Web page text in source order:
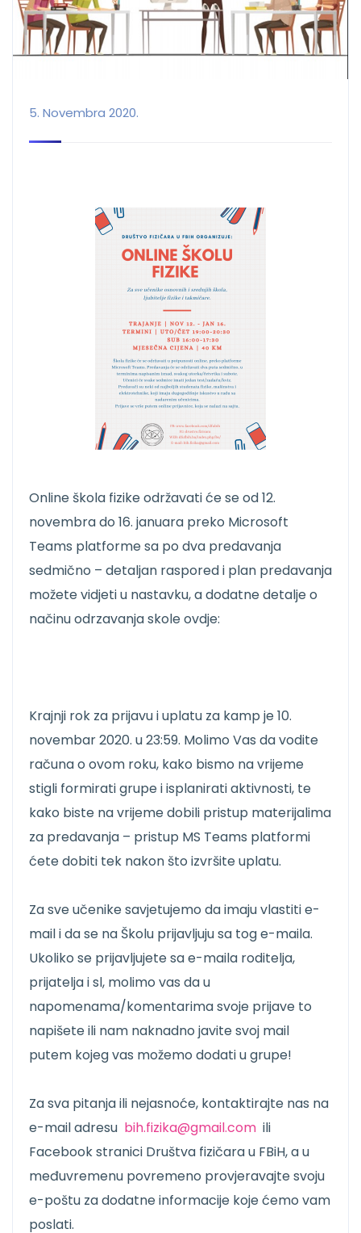
5. Novembra 2020.
Online škola fizike održavati će se od 12.
novembra do 16. januara preko Microsoft
Teams platforme sa po dva predavanja
sedmično – detaljan raspored i plan predavanja
možete vidjeti u nastavku, a dodatne detalje o
načinu odrzavanja skole ovdje:
Krajnji rok za prijavu i uplatu za kamp je 10.
novembar 2020. u 23:59. Molimo Vas da vodite
računa o ovom roku, kako bismo na vrijeme
stigli formirati grupe i isplanirati aktivnosti, te
kako biste na vrijeme dobili pristup materijalima
za predavanja – pristup MS Teams platformi
ćete dobiti tek nakon što izvršite uplatu.
Za sve učenike savjetujemo da imaju vlastiti e-
mail i da se na Školu prijavljuju sa tog e-maila.
Ukoliko se prijavljujete sa e-maila roditelja,
prijatelja i sl, molimo vas da u
napomenama/komentarima svoje prijave to
napišete ili nam naknadno javite svoj mail
putem kojeg vas možemo dodati u grupe!
Za sva pitanja ili nejasnoće, kontaktirajte nas na
e-mail adresu bih.fizika@gmail.com ili
Facebook stranici Društva fizičara u FBiH, a u
međuvremenu povremeno provjeravajte svoju
e-poštu za dodatne informacije koje ćemo vam
poslati.